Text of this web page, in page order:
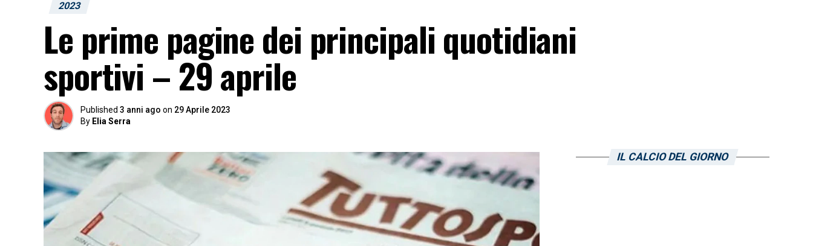
2023
Le prime pagine dei principali quotidiani
sportivi – 29 aprile
Published 3 anni ago on 29 Aprile 2023
By Elia Serra
IL CALCIO DEL GIORNO